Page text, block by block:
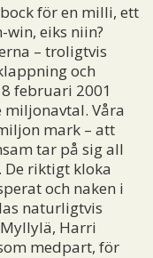
för en milli, ett
eiks niin?
– troligtvis
och
februari 2001
Våra
mark – att
tar på sig all
riktigt kloka
och naken i
naturligtvis
Harri
medpart, för